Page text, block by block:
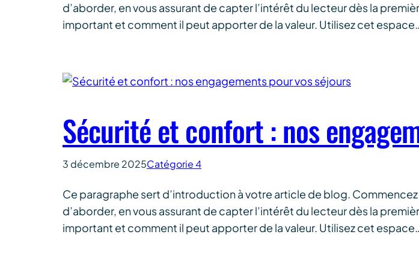
d’aborder, en vous assurant de capter l’intérêt du lecteur dès la
important et comment il peut apporter de la valeur. Utilisez cet
Sécurité et confort : nos
3 décembre 2025Catégorie 4
Ce paragraphe sert d’introduction à votre article de blog.
d’aborder, en vous assurant de capter l’intérêt du lecteur dès la
important et comment il peut apporter de la valeur. Utilisez cet